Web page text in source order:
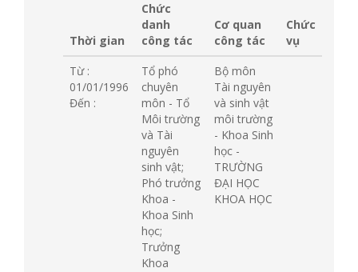
Thời gian
Chức
danh
công tác
Cơ quan
công tác
Chức
vụ
Từ :
01/01/1996
Đến :
Tổ phó
chuyên
môn - Tổ
Môi trường
và Tài
nguyên
sinh vật;
Phó trưởng
Khoa -
Khoa Sinh
học;
Trưởng
Khoa
Bộ môn
Tài nguyên
và sinh vật
môi trường
- Khoa Sinh
học -
TRƯỜNG
ĐẠI HỌC
KHOA HỌC